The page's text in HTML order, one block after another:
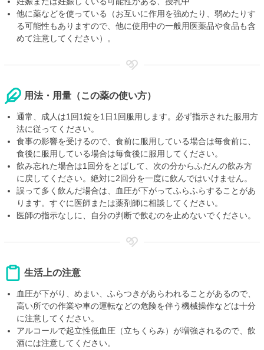
他に薬などを使っている（お互いに作用を強めたり、弱めたりす
る可能性もありますので、他に使用中の一般用医薬品や食品も含
めて注意してください）。
用法・用量（この薬の使い方）
通常、成人は1回1錠を1日1回服用します。必ず指示された服用方
法に従ってください。
食事の影響を受けるので、食前に服用している場合は毎食前に、
食後に服用している場合は毎食後に服用してください。
飲み忘れた場合は1回分をとばして、次の分からふだんの飲み方
に戻してください。絶対に2回分を一度に飲んではいけません。
誤って多く飲んだ場合は、血圧が下がってふらふらすることがあ
ります。すぐに医師または薬剤師に相談してください。
医師の指示なしに、自分の判断で飲むのを止めないでください。
生活上の注意
血圧が下がり、めまい、ふらつきがあらわれることがあるので、
高い所での作業や車の運転などの危険を伴う機械操作などは十分
に注意してください。
アルコールで起立性低血圧（立ちくらみ）が増強されるので、飲
酒には注意してください。